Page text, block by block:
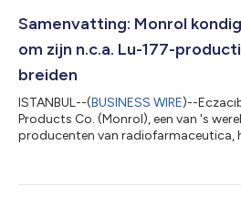
Samenvatting: Monrol
om zijn n.c.a. Lu-177-
breiden
ISTANBUL--(BUSINESS WIRE)--
Products Co. (Monrol), een van 's
producenten van radiofarmaceutica,
de groeiende mondiale vraag naar